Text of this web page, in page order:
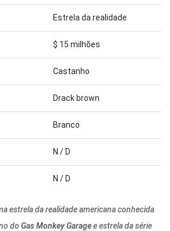
Estrela da realidade
$ 15 milhões
Castanho
Drack brown
Branco
N / D
N / D
estrela da realidade americana conhecida
do Gas Monkey Garagee estrela da série